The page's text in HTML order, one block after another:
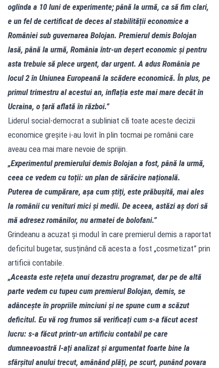
oglinda a 10 luni de experimente; până la urmă, ca să fim clari,
e un fel de certificat de deces al stabilității economice a
României sub guvernarea Bolojan. Premierul demis Bolojan
lasă, până la urmă, România într-un deșert economic și pentru
asta trebuie să plece urgent, dar urgent. A adus România pe
locul 2 în Uniunea Europeană la scădere economică. În plus, pe
primul trimestru al acestui an, inflația este mai mare decât în
Ucraina, o țară aflată în război.”
Liderul social-democrat a subliniat că toate aceste decizii
economice greșite i-au lovit în plin tocmai pe românii care
aveau cea mai mare nevoie de sprijin.
„Experimentul premierului demis Bolojan a fost, până la urmă,
ceea ce vedem cu toții: un plan de sărăcire națională.
Puterea de cumpărare, așa cum știți, este prăbușită, mai ales
la românii cu venituri mici și medii. De aceea, astăzi aș dori să
mă adresez românilor, nu armatei de bolofani.”
Grindeanu a acuzat și modul în care premierul demis a raportat
deficitul bugetar, susținând că acesta a fost „cosmetizat” prin
artificii contabile.
„Aceasta este rețeta unui dezastru programat, dar pe de altă
parte vedem cu tupeu cum premierul Bolojan, demis, se
adâncește în propriile minciuni și ne spune cum a scăzut
deficitul. Eu vă rog frumos să verificați cum s-a făcut acest
lucru: s-a făcut printr-un artificiu contabil pe care
dumneavoastră l-ați analizat și argumentat foarte bine la
sfârșitul anului trecut, amânând plăți, pe scurt, punând povara